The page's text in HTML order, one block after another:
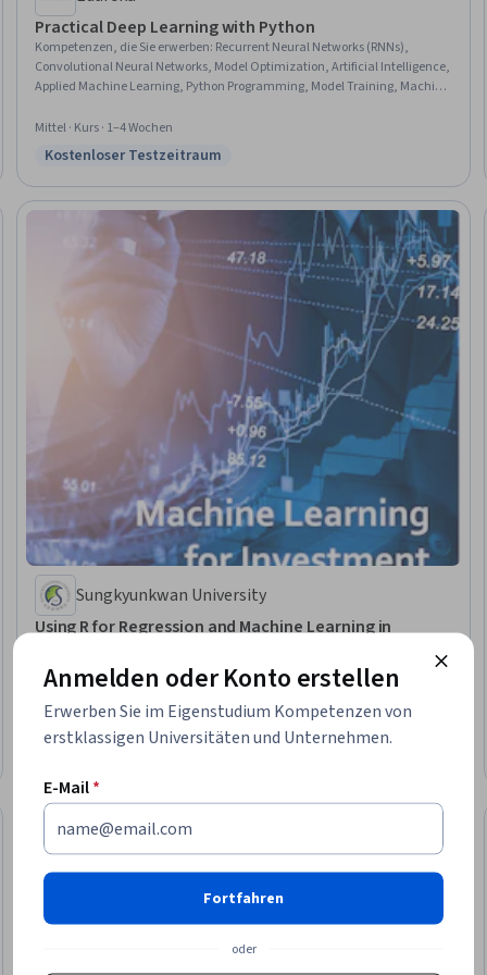
Practical Deep Learning with Python
Kompetenzen, die Sie erwerben: Recurrent Neural Networks (RNNs),
Convolutional Neural Networks, Model Optimization, Artificial Intelligence,
Applied Machine Learning, Python Programming, Model Training, Machine
Mittel · Kurs · 1–4 Wochen
Status: Kostenloser Testzeitraum
Kostenloser Testzeitraum
Sungkyunkwan University
Using R for Regression and Machine Learning in
Kompetenzen, die Sie erwerben
Regression Analysis, Predictive Analytics,
Predictive Modeling, Investment Management, Risk Analysis, Investments,
Machine Learning Methods, R Programming, Statistical Methods, Machine
Learning, Statistical Analysis, Financial Analysis, Machine Learning
Algorithms, R (Software), Logistic Regression, Financial Data
★ 4.8 (6) · Mittel · Kurs · 1–4 Wochen
Anmelden oder Konto erstellen
Erwerben Sie im Eigenstudium Kompetenzen von
erstklassigen Universitäten und Unternehmen.
E-Mail*
Fortfahren
oder